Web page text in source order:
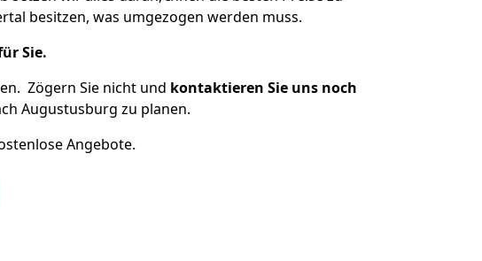
besitzen, was umgezogen werden muss.
Sie.
Zögern Sie nicht und kontaktieren Sie uns noch
Augustusburg zu planen.
Angebote.